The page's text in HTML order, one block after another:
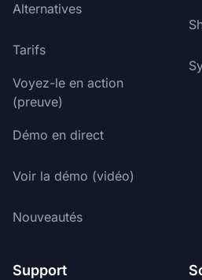
Alternatives
Tarifs
Voyez-le en action
(preuve)
Démo en direct
Voir la démo (vidéo)
Nouveautés
Support